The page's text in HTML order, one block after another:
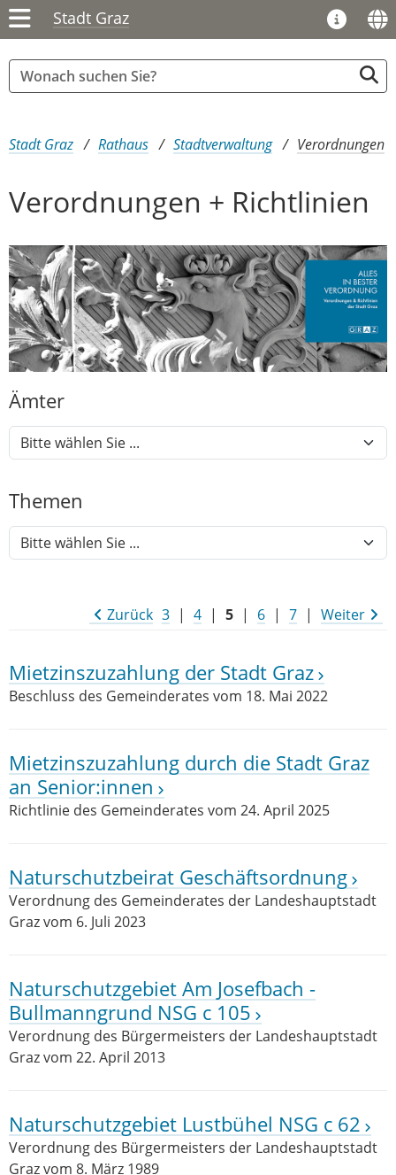
Stadt Graz
Sie sind hier:
Stadt Graz Rathaus Stadtverwaltung Verordnungen
Verordnungen + Richtlinien
Ämter
Themen
Zurück 3 | 4 | 5 | 6 | 7 | Weiter
Mietzinszuzahlung der Stadt Graz
Beschluss des Gemeinderates vom 18. Mai 2022
Mietzinszuzahlung durch die Stadt Graz
an Senior:innen
Richtlinie des Gemeinderates vom 24. April 2025
Naturschutzbeirat Geschäftsordnung
Verordnung des Gemeinderates der Landeshauptstadt
Graz vom 6. Juli 2023
Naturschutzgebiet Am Josefbach -
Bullmanngrund NSG c 105
Verordnung des Bürgermeisters der Landeshauptstadt
Graz vom 22. April 2013
Naturschutzgebiet Lustbühel NSG c 62
Verordnung des Bürgermeisters der Landeshauptstadt
Graz vom 8. März 1989